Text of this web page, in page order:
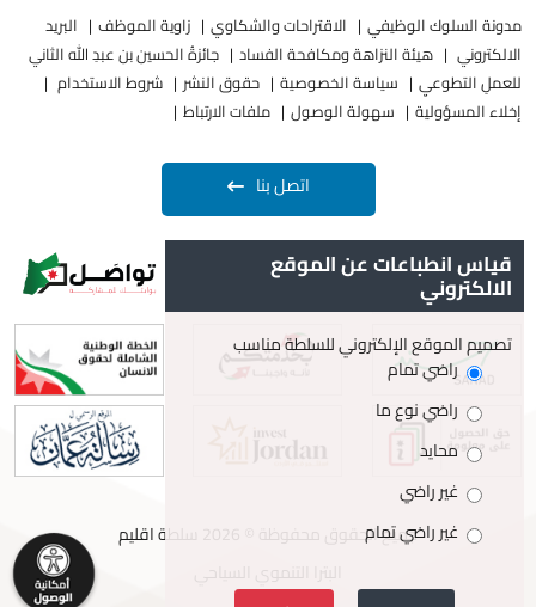
قياس انطباعات عن الموقع
الالكتروني
تصميم الموقع الإلكتروني للسلطة مناسب
راضي تمام
راضي نوع ما
محايد
غير راضي
غير راضي تمام
مدونة السلوك الوظيفي الاقتراحات والشكاوي زاوية الموظف
البريد
الالكتروني
هيئة النزاهة ومكافحة الفساد
جائزةُ الحسين بن عبدِ الله الثاني
للعملِ التطوعيِ
سياسة الخصوصية حقوق النشر
شروط الاستخدام
إخلاء المسؤولية
سهولة الوصول ملفات الارتباط
اتصل بنا
جميع الحقوق محفوظة © 2026 سلطة اقليم